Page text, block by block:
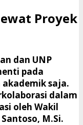
Proyek
dan UNP
pada
saja.
dalam
oleh Wakil
M.Si.